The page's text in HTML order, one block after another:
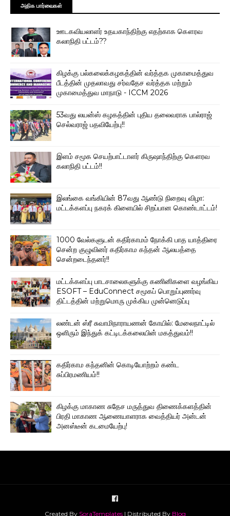
அதிக பார்வைகள்
ஊடகவியலாளர் உதயகாந்திற்கு எதற்காக கௌரவ
கலாநிதி பட்டம்??
கிழக்கு பல்கலைக்கழகத்தின் வர்த்தக முகாமைத்துவ
பீடத்தின் முதலாவது சர்வதேச வர்த்தக மற்றும்
முகாமைத்துவ மாநாடு - ICCM 2026
53வது லயன்ஸ் கழகத்தின் புதிய தலைவராக பால்ராஜ்
செல்வராஜ் பதவியேற்பு!!
இளம் சமூக செயற்பாட்டாளர் கிருஷாந்திற்கு கௌரவ
கலாநிதி பட்டம்!!
இலங்கை வங்கியின் 87வது ஆண்டு நிறைவு விழா:
மட்டக்களப்பு நகரக் கிளையில் சிறப்பான கொண்டாட்டம்!
1000 வேல்களுடன் கதிர்காமம் நோக்கி பாத யாத்திரை
சென்ற குழுவினர் கதிர்காம கந்தன் ஆலயத்தை
சென்றடைந்தனர்!!
மட்டக்களப்பு பாடசாலைகளுக்கு கணினிகளை வழங்கிய
ESOFT – EduConnect சமூகப் பொறுப்புணர்வு
திட்டத்தின் மற்றுமொரு முக்கிய முன்னெடுப்பு
லண்டன் ஸ்ரீ சுவாமிநாராயணன் கோயில்: மேலைநாட்டில்
ஒளிரும் இந்துக் கட்டிடக்கலையின் மகத்துவம்!!
கதிர்காம கந்தனின் கொடியோற்றம் கண்ட
சுப்பிரமணியம்!!
கிழக்கு மாகாண சுதேச மருத்துவ திணைக்களத்தின்
பிரதி மாகாண ஆணையாளராக வைத்தியர் அன்டன்
அனஸ்டீன் கடமையேற்பு!
Created By SoraTemplates| Distributed By Blog